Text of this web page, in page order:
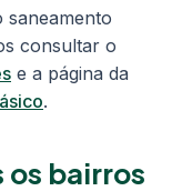
saneamento
consultar o
e a página da
.
bairros